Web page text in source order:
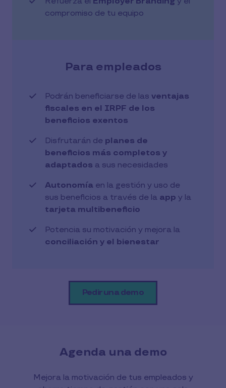
compromiso de tu equipo
Para empleados
Podrán beneficiarse de las ventajas
fiscales en el IRPF de los
beneficios exentos
Disfrutarán de planes de
beneficios más completos y
adaptados a sus necesidades
Autonomía en la gestión y uso de
sus beneficios a través de la app y la
tarjeta multibeneficio
Potencia su motivación y mejora la
conciliación y el bienestar
Pedir una demo
Agenda una demo
Mejora la motivación de tus empleados y